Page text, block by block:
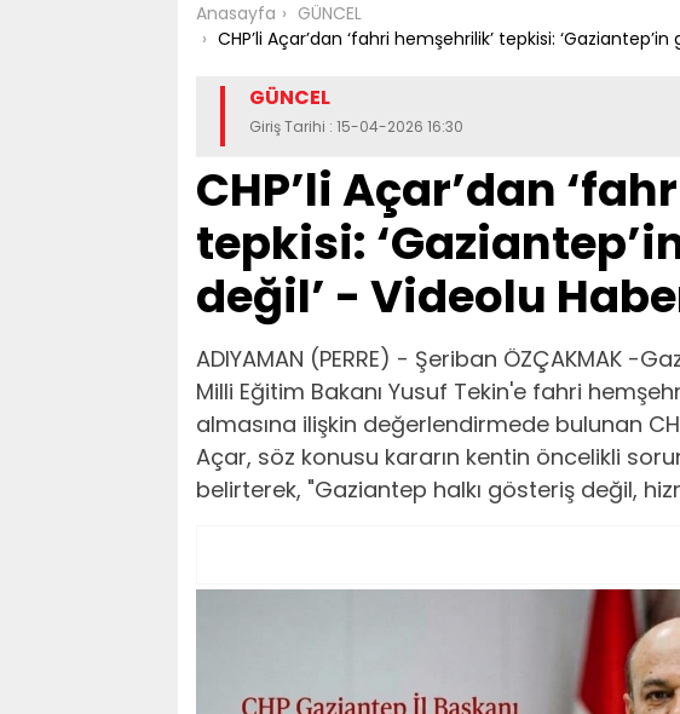
Anasayfa
GÜNCEL
CHP’li Açar’dan ‘fahri hemşehrilik’ tepkisi:
GÜNCEL
Giriş Tarihi : 15-04-2026 16:30
CHP’li Açar’dan
tepkisi:
değil’ - Videolu
ADIYAMAN (PERRE) - Şeriban ÖZÇAKMAK -
Milli Eğitim Bakanı Yusuf Tekin'e fahri
almasına ilişkin değerlendirmede bulunan
Açar, söz konusu kararın kentin öncelikli
belirterek, "Gaziantep halkı gösteriş değil,